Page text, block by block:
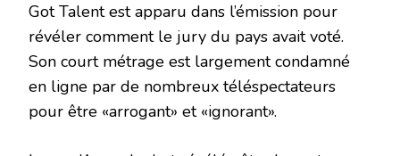
Got Talent est apparu dans l’émission pour
révéler comment le jury du pays avait voté.
Son court métrage est largement condamné
en ligne par de nombreux téléspectateurs
pour être «arrogant» et «ignorant».